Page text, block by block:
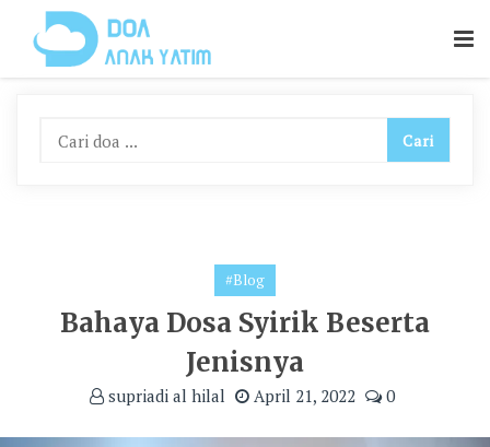
Content
#Blog
Bahaya Dosa Syirik Beserta
Jenisnya
supriadi al hilal April 21, 2022 0